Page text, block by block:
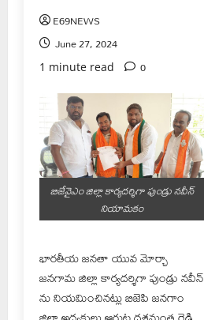
E69NEWS
June 27, 2024
1 minute read 0
బిజేవైఎం జిల్లా కార్యదర్శిగా పుండ్రు నవీన్
నియామకం
భారతీయ జనతా యువ మోర్చా
జనగామ జిల్లా కార్యదర్శిగా పుండ్రు నవీన్
ను నియమించినట్లు బిజెపి జనగాం